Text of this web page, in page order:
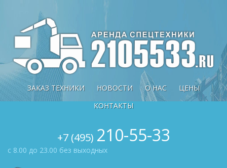
ЗАКАЗ ТЕХНИКИ НОВОСТИ О НАС
ЦЕНЫ
КОНТАКТЫ
+7 (495) 210-55-33
с 8.00 до 23.00 без выходных